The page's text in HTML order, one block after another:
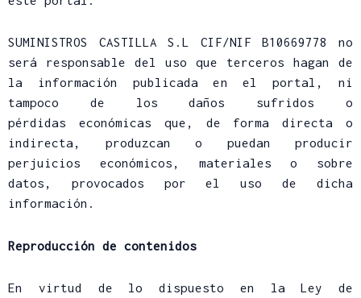
SUMINISTROS CASTILLA S.L CIF/NIF B10669778 no
será responsable del uso que terceros hagan de
la información publicada en el portal, ni
tampoco de los daños sufridos o
pérdidas económicas que, de forma directa o
indirecta, produzcan o puedan producir
perjuicios económicos, materiales o sobre
datos, provocados por el uso de dicha
información.
Reproducción de contenidos
En virtud de lo dispuesto en la Ley de